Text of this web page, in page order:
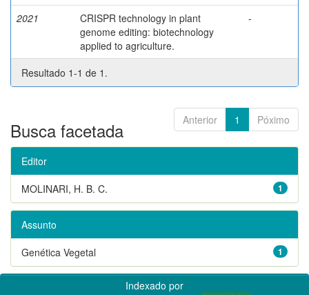
2021
CRISPR technology in plant
genome editing: biotechnology
applied to agriculture.
-
Resultado 1-1 de 1.
Anterior 1 Póximo
Busca facetada
Editor
1
MOLINARI, H. B. C.
Assunto
1
Genética Vegetal
Indexado por